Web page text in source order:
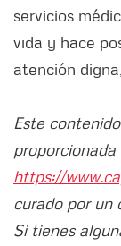
servicios
vida y hace
atención
Este
https://
curado por un
Si tienes